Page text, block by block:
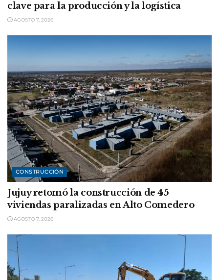
clave para la producción y la logística
AGOSTO 7, 2026
CONSTRUCCIÓN
Jujuy retomó la construcción de 45
viviendas paralizadas en Alto Comedero
AGOSTO 7, 2026